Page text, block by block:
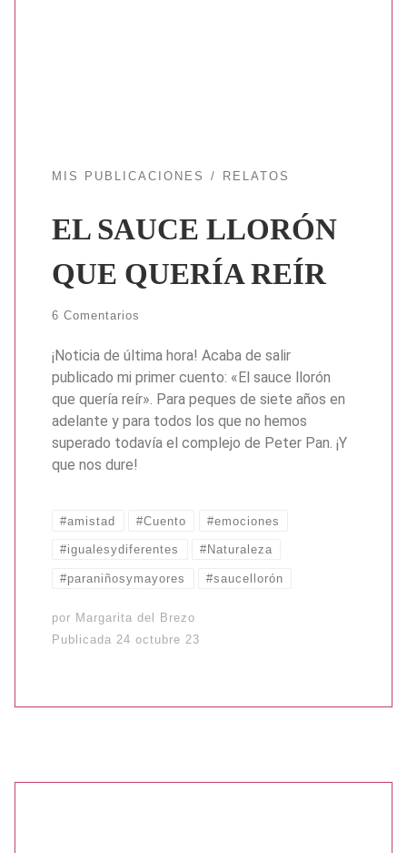
MIS PUBLICACIONES RELATOS
EL SAUCE LLORÓN
QUE QUERÍA REÍR
6 Comentarios
¡Noticia de última hora! Acaba de salir
publicado mi primer cuento: «El sauce llorón
que quería reír». Para peques de siete años en
adelante y para todos los que no hemos
superado todavía el complejo de Peter Pan. ¡Y
que nos dure!
#amistad #Cuento #emociones
#igualesydiferentes #Naturaleza
#paraniñosymayores #saucellorón
por Margarita del Brezo
Publicada 24 octubre 23